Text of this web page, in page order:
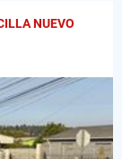
NUEVO